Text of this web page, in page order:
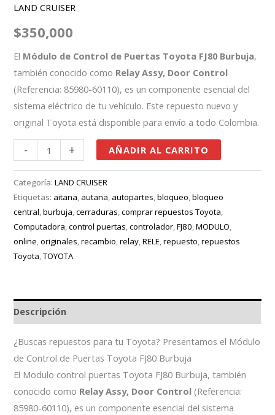
LAND CRUISER
$350,000
El Módulo de Control de Puertas Toyota FJ80 Burbuja,
también conocido como Relay Assy, Door Control
(Referencia: 85980-60110), es un componente esencial del
sistema eléctrico de tu vehículo. Este repuesto nuevo y
original Toyota está disponible para envío a todo Colombia.
- + AÑADIR AL CARRITO
Categoría:LAND CRUISER
Etiquetas: aitana autana autopartes ,bloqueo ,bloqueo
central ,burbuja ,cerraduras ,comprar repuestos Toyota
Computadora ,control puertas ,controlador ,FJ80 ,MODULO
online ,originales ,recambio ,relay ,RELE ,repuesto ,repuestos
Toyota ,TOYOTA
Descripción
¿Buscas repuestos para tu Toyota? Presentamos el Módulo
de Control de Puertas Toyota FJ80 Burbuja
El Modulo control puertas Toyota FJ80 Burbuja, también
conocido como Relay Assy, Door Control (Referencia:
85980-60110), es un componente esencial del sistema